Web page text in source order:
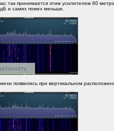
так принимается этим усилителем 80
и самих помех меньше.
появились при вертикальном